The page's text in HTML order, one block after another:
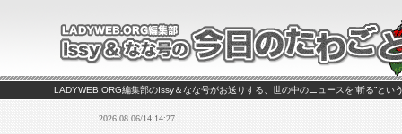
LADYWEB.ORG編集部のIssy＆なな号がお送りする、世の中のニュースを“斬る”と